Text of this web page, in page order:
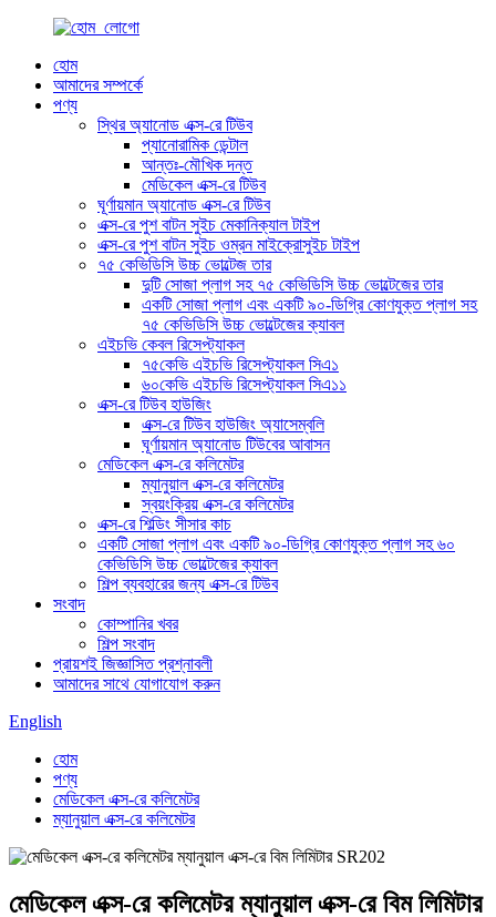
হোম
আমাদের সম্পর্কে
পণ্য
স্থির অ্যানোড এক্স-রে টিউব
প্যানোরামিক ডেন্টাল
আন্তঃ-মৌখিক দন্ত
মেডিকেল এক্স-রে টিউব
ঘূর্ণায়মান অ্যানোড এক্স-রে টিউব
এক্স-রে পুশ বাটন সুইচ মেকানিক্যাল টাইপ
এক্স-রে পুশ বাটন সুইচ ওম্রন মাইক্রোসুইচ টাইপ
৭৫ কেভিডিসি উচ্চ ভোল্টেজ তার
দুটি সোজা প্লাগ সহ ৭৫ কেভিডিসি উচ্চ ভোল্টেজের তার
একটি সোজা প্লাগ এবং একটি ৯০-ডিগ্রি কোণযুক্ত প্লাগ সহ
৭৫ কেভিডিসি উচ্চ ভোল্টেজের ক্যাবল
এইচভি কেবল রিসেপ্ট্যাকল
৭৫কেভি এইচভি রিসেপ্ট্যাকল সিএ১
৬০কেভি এইচভি রিসেপ্ট্যাকল সিএ১১
এক্স-রে টিউব হাউজিং
এক্স-রে টিউব হাউজিং অ্যাসেম্বলি
ঘূর্ণায়মান অ্যানোড টিউবের আবাসন
মেডিকেল এক্স-রে কলিমেটর
ম্যানুয়াল এক্স-রে কলিমেটর
স্বয়ংক্রিয় এক্স-রে কলিমেটর
এক্স-রে শিল্ডিং সীসার কাচ
একটি সোজা প্লাগ এবং একটি ৯০-ডিগ্রি কোণযুক্ত প্লাগ সহ ৬০
কেভিডিসি উচ্চ ভোল্টেজের ক্যাবল
শিল্প ব্যবহারের জন্য এক্স-রে টিউব
সংবাদ
কোম্পানির খবর
শিল্প সংবাদ
প্রায়শই জিজ্ঞাসিত প্রশ্নাবলী
আমাদের সাথে যোগাযোগ করুন
English
হোম
পণ্য
মেডিকেল এক্স-রে কলিমেটর
ম্যানুয়াল এক্স-রে কলিমেটর
মেডিকেল এক্স-রে কলিমেটর ম্যানুয়াল এক্স-রে বিম লিমিটার